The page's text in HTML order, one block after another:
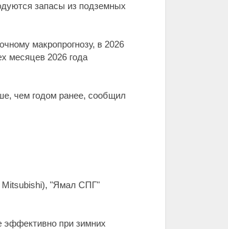
запасы из подземных
макропрогнозу, в 2026
месяцев 2026 года
чем годом ранее, сообщил
Mitsubishi), "Ямал СПГ"
эффективно при зимних